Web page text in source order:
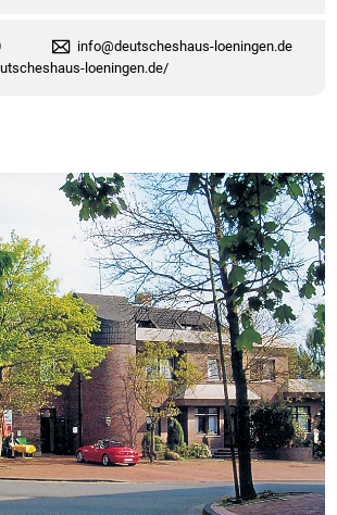
info@deutscheshaus-loeningen.de
loeningen.de/